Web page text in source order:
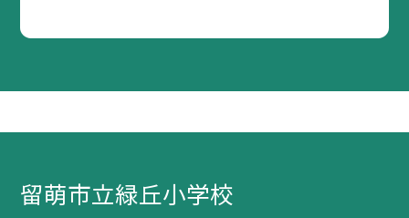
留萌市立緑丘小学校